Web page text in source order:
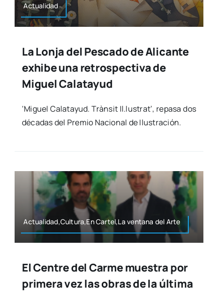
Actua­li­dad
La Lonja del Pescado de Alicante
exhibe una retrospectiva de
Miguel Calatayud
‘Miguel Cala­ta­yud. Tràn­sit Il.lustrat’, repa­sa dos
déca­das del Pre­mio Nacio­nal de Ilus­tra­ción.
Actualidad,Cultura,En Cartel,La ven­ta­na del Arte
El Centre del Carme muestra por
primera vez las obras de la última